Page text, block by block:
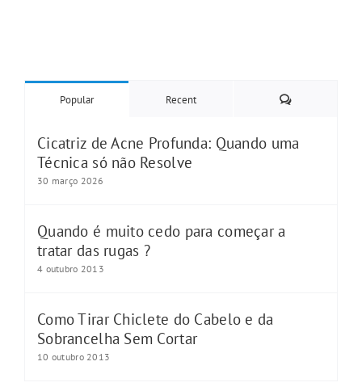
Popular Recent Comments
Cicatriz de Acne Profunda: Quando uma
Técnica só não Resolve
30 março 2026
Quando é muito cedo para começar a
tratar das rugas ?
4 outubro 2013
Como Tirar Chiclete do Cabelo e da
Sobrancelha Sem Cortar
10 outubro 2013